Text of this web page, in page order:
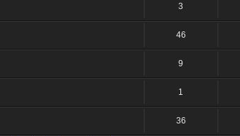
3
46
9
1
36